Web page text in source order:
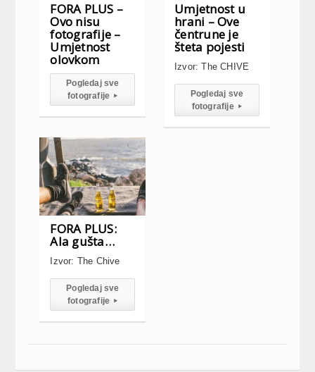
FORA PLUS –
Ovo nisu
fotografije –
Umjetnost
olovkom
Pogledaj sve
fotografije▸
Umjetnost u
hrani – Ove
čentrune je
šteta pojesti
Izvor: The CHIVE
Pogledaj sve
fotografije▸
FORA PLUS:
Ala gušta…
Izvor: The Chive
Pogledaj sve
fotografije▸